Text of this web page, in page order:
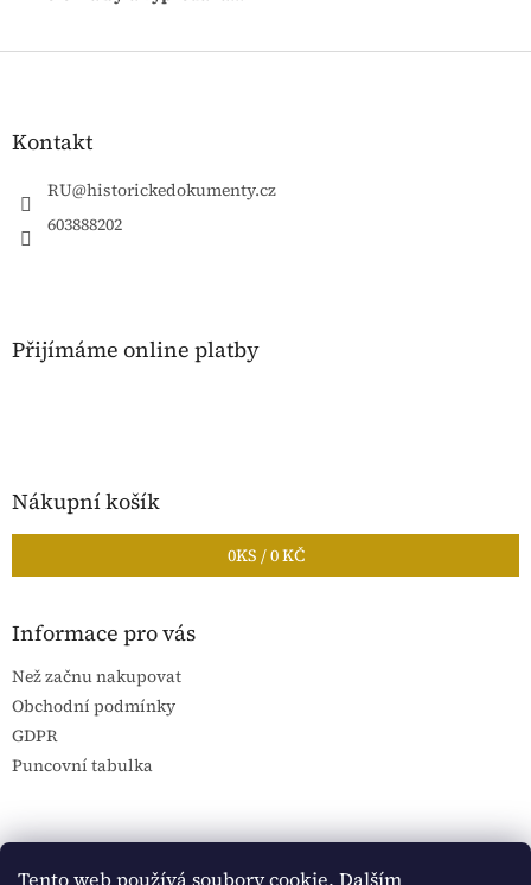
Tento web používá soubory cookie. Dalším
Z
Kontakt
RU@historickedokumenty.cz
603888202
Přijímáme online platby
Nákupní košík
0KS /0 KČ
Informace pro vás
Než začnu nakupovat
Obchodní podmínky
GDPR
Puncovní tabulka